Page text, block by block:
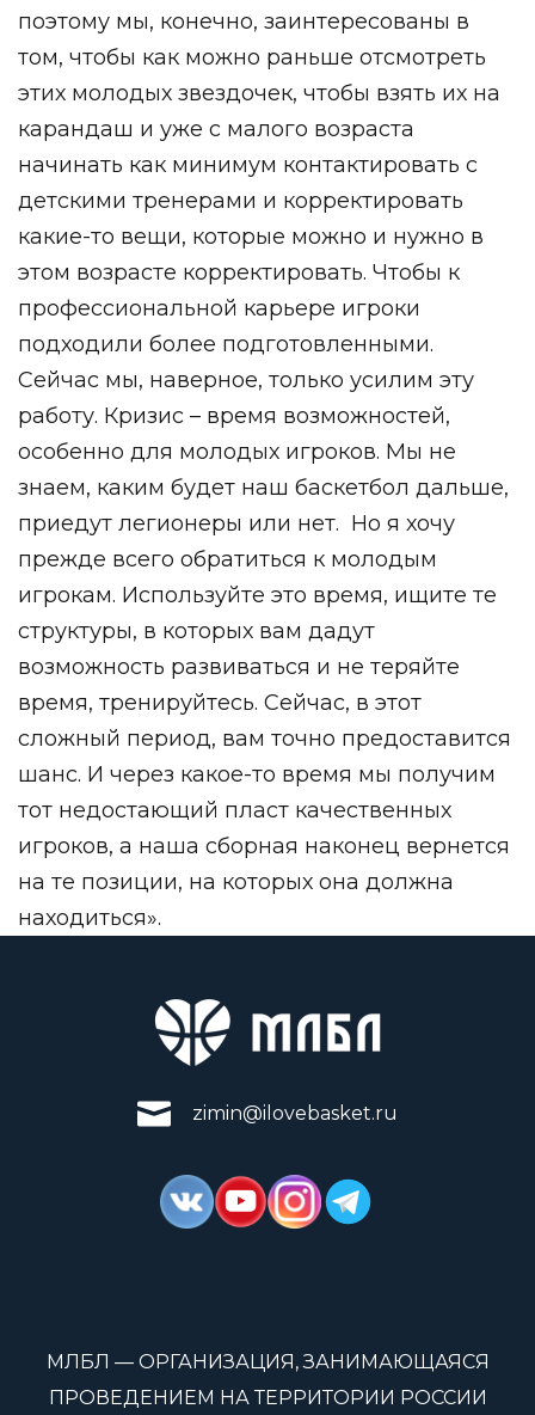
поэтому мы, конечно, заинтересованы в
том, чтобы как можно раньше отсмотреть
этих молодых звездочек, чтобы взять их на
карандаш и уже с малого возраста
начинать как минимум контактировать с
детскими тренерами и корректировать
какие-то вещи, которые можно и нужно в
этом возрасте корректировать. Чтобы к
профессиональной карьере игроки
подходили более подготовленными.
Сейчас мы, наверное, только усилим эту
работу. Кризис – время возможностей,
особенно для молодых игроков. Мы не
знаем, каким будет наш баскетбол дальше,
приедут легионеры или нет. Но я хочу
прежде всего обратиться к молодым
игрокам. Используйте это время, ищите те
структуры, в которых вам дадут
возможность развиваться и не теряйте
время, тренируйтесь. Сейчас, в этот
сложный период, вам точно предоставится
шанс. И через какое-то время мы получим
тот недостающий пласт качественных
игроков, а наша сборная наконец вернется
на те позиции, на которых она должна
находиться».
zimin@ilovebasket.ru
МЛБЛ — ОРГАНИЗАЦИЯ, ЗАНИМАЮЩАЯСЯ
ПРОВЕДЕНИЕМ НА ТЕРРИТОРИИ РОССИИ